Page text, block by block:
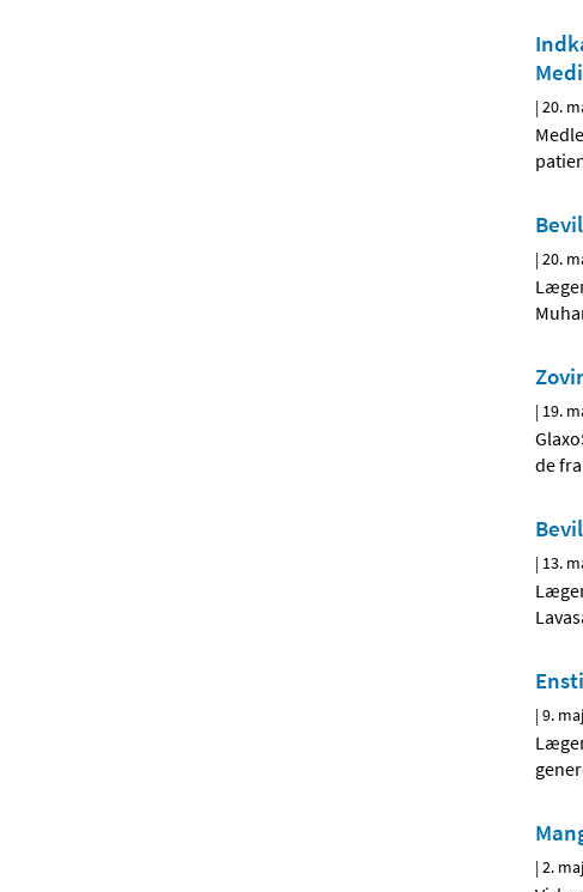
|20.
|20.
| 19.
de
| 13.
|9.
|2.